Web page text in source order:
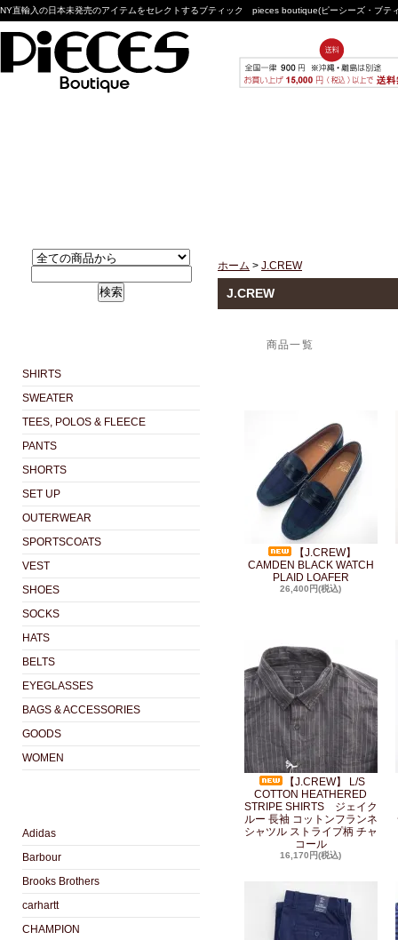
NY直輸入の日本未発売のアイテムをセレクトするブティック pieces boutique(ピーシーズ・ブ
検索
SHIRTS
SWEATER
TEES, POLOS & FLEECE
PANTS
SHORTS
SET UP
OUTERWEAR
SPORTSCOATS
VEST
SHOES
SOCKS
HATS
BELTS
EYEGLASSES
BAGS & ACCESSORIES
GOODS
WOMEN
Adidas
Barbour
Brooks Brothers
carhartt
CHAMPION
ホーム > J.CREW
J.CREW
商品一覧
【J.CREW】
CAMDEN BLACK WATCH
PLAID LOAFER
26,400円(税込)
【J.CREW】 L/S
COTTON HEATHERED
STRIPE SHIRTS ジェイク
ルー 長袖 コットンフランネ
シャツル ストライプ柄 チャ
コール
16,170円(税込)